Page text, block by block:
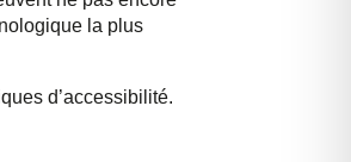
la plus
d’accessibilité.